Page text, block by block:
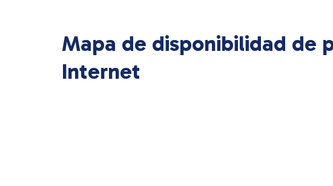
Mapa de disponibilidad de
Internet